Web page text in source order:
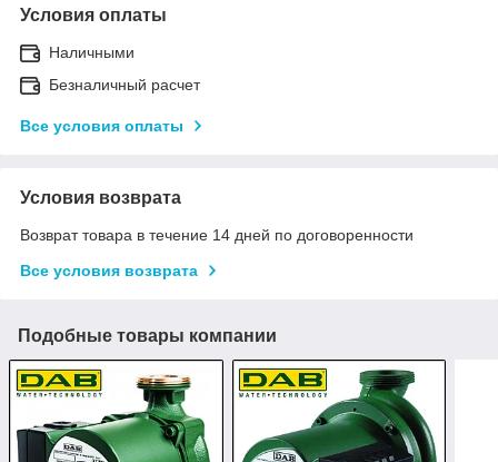
Условия оплаты
Наличными
Безналичный расчет
Все условия оплаты
Условия возврата
Возврат товара в течение 14 дней по договоренности
Все условия возврата
Подобные товары компании